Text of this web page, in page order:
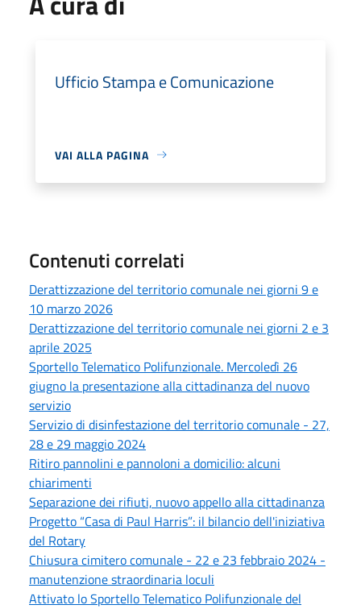
Ufficio Stampa e Comunicazione
VAI ALLA PAGINA
Contenuti correlati
Derattizzazione del territorio comunale nei giorni 9 e
10 marzo 2026
Derattizzazione del territorio comunale nei giorni 2 e 3
aprile 2025
Sportello Telematico Polifunzionale. Mercoledì 26
giugno la presentazione alla cittadinanza del nuovo
servizio
Servizio di disinfestazione del territorio comunale - 27,
28 e 29 maggio 2024
Ritiro pannolini e pannoloni a domicilio: alcuni
chiarimenti
Separazione dei rifiuti, nuovo appello alla cittadinanza
Progetto “Casa di Paul Harris”: il bilancio dell'iniziativa
del Rotary
Chiusura cimitero comunale - 22 e 23 febbraio 2024 -
manutenzione straordinaria loculi
Attivato lo Sportello Telematico Polifunzionale del